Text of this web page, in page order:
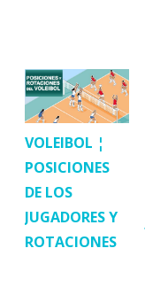
VOLEIBOL ¦
POSICIONES
DE LOS
JUGADORES Y
ROTACIONES